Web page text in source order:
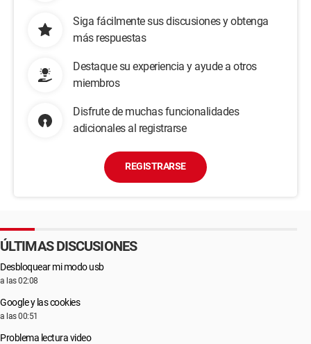
Siga fácilmente sus discusiones y obtenga
más respuestas
Destaque su experiencia y ayude a otros
miembros
Disfrute de muchas funcionalidades
adicionales al registrarse
REGISTRARSE
ÚLTIMAS DISCUSIONES
Desbloquear mi modo usb
a las 02:08
Google y las cookies
a las 00:51
Problema lectura video